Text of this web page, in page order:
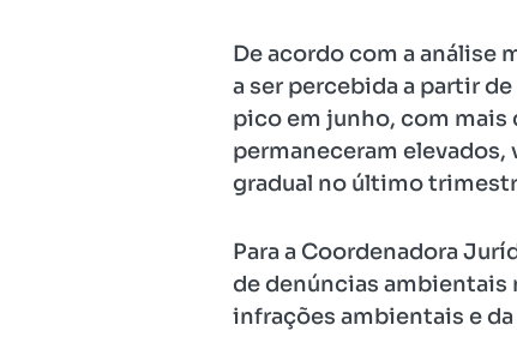
De acordo com a análise
a ser percebida a partir
pico em junho, com mais
permaneceram
gradual no último
Para a Coordenadora
de denúncias ambientais
infrações ambientais e